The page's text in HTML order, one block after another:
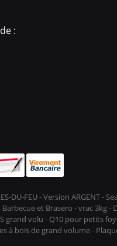
:
DU-FEU - Version ARGENT
et Brasero - vrac 3kg -
grand volu - Q10 pour petits
bois de grand volume -